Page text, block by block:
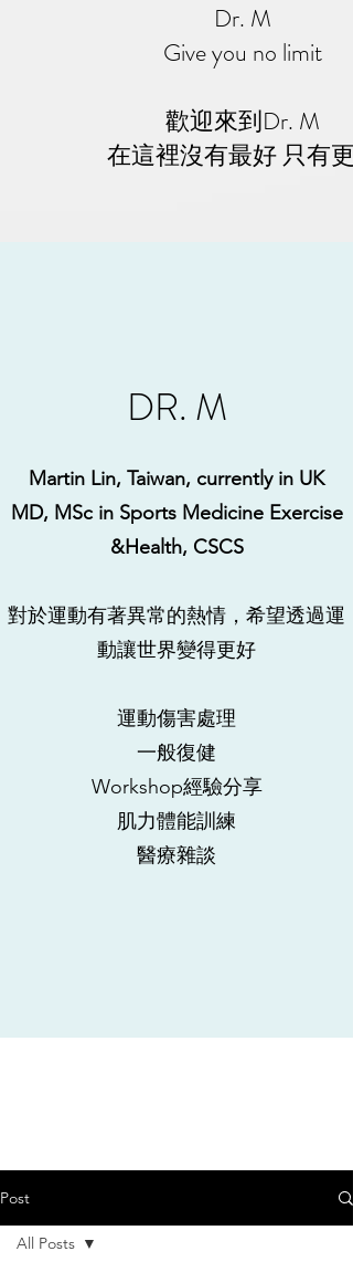
Dr. M
Give you no limit
歡迎來到Dr. M
在這裡沒有最好 只有更
DR. M
Martin Lin, Taiwan, currently in UK
MD, MSc in Sports Medicine Exercise
&Health, CSCS
對於運動有著異常的熱情，希望透過運
動讓世界變得更好
運動傷害處理
​一般復健
Workshop經驗分享
肌力體能訓練
​醫療雜談
Post
All Posts